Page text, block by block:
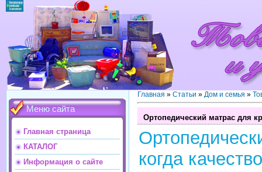
Меню сайта
Главная страница
КАТАЛОГ
Информация о сайте
Главная » Статьи » Дом и семья »
Ортопедический матрас для
когда